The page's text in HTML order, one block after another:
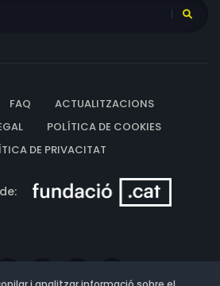
FAQ
ACTUALITZACIONS
POLÍTICA DE COOKIES
DE PRIVACITAT
de: